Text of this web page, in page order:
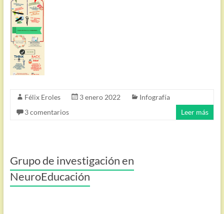
Félix Eroles 3 enero 2022
Infografía
3 comentarios
Leer más
Grupo de investigación en
NeuroEducación